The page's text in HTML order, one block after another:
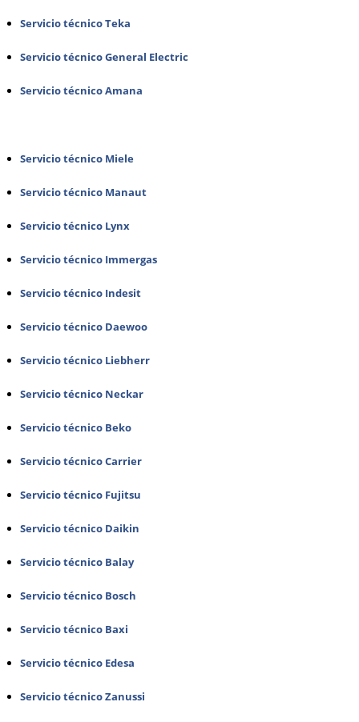
Servicio técnico Teka
Servicio técnico General Electric
Servicio técnico Amana
Servicio técnico Miele
Servicio técnico Manaut
Servicio técnico Lynx
Servicio técnico Immergas
Servicio técnico Indesit
Servicio técnico Daewoo
Servicio técnico Liebherr
Servicio técnico Neckar
Servicio técnico Beko
Servicio técnico Carrier
Servicio técnico Fujitsu
Servicio técnico Daikin
Servicio técnico Balay
Servicio técnico Bosch
Servicio técnico Baxi
Servicio técnico Edesa
Servicio técnico Zanussi